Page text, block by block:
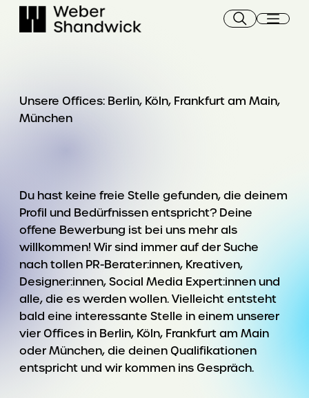
Unsere Offices: Berlin, Köln, Frankfurt am Main,
München
Du hast keine freie Stelle gefunden, die deinem
Profil und Bedürfnissen entspricht? Deine
offene Bewerbung ist bei uns mehr als
willkommen! Wir sind immer auf der Suche
nach tollen PR-Berater:innen, Kreativen,
Designer:innen, Social Media Expert:innen und
alle, die es werden wollen. Vielleicht entsteht
bald eine interessante Stelle in einem unserer
vier Offices in Berlin, Köln, Frankfurt am Main
oder München, die deinen Qualifikationen
entspricht und wir kommen ins Gespräch.